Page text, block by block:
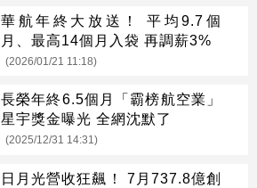
華航年終大放送！ 平均9.7個
月、最高14個月入袋 再調薪3%
(2026/01/21 11:18)
長榮年終6.5個月「霸榜航空業」
星宇獎金曝光 全網沈默了
(2025/12/31 14:31)
日月光營收狂飆！ 7月737.8億創